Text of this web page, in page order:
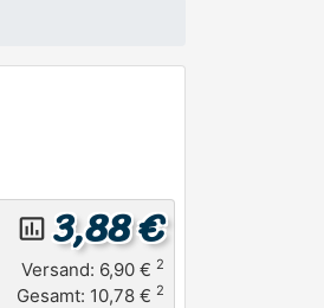
insert_chart_outlined 3,88 €
Versand: 6,90 € 2
Gesamt: 10,78 € 2